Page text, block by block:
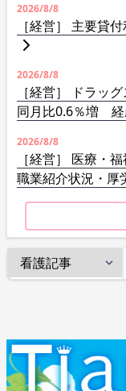
2026/8/8
［経営］ 主要
2026/8/8
［経営］ ドラッ
同月比0.6％増
2026/8/8
［経営］ 医療・
職業紹介状況・厚